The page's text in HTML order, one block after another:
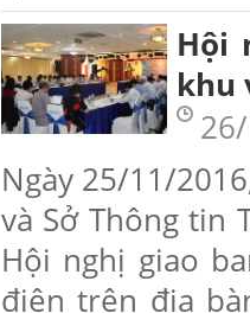
Hội
khu
Ngày 25/11/
và Sở Thông tin
Hội nghị giao
điện trên địa